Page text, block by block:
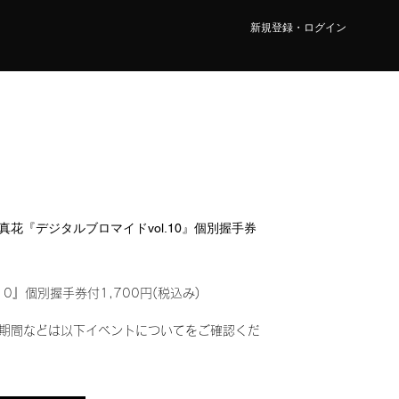
新規登録・ログイン
花『デジタルブロマイドvol.10』個別握手券
』個別握手券付1,700円(税込み)
間などは以下イベントについてをご確認くだ